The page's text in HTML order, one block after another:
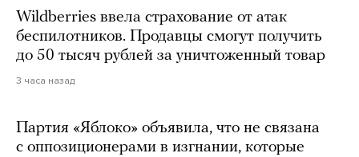
Wildberries ввела страхование от атак
беспилотников. Продавцы смогут получить
до 50 тысяч рублей за уничтоженный товар
3 часа назад
Партия «Яблоко» объявила, что не связана
с оппозиционерами в изгнании, которые